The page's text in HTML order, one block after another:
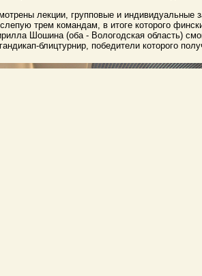
лекции, групповые и индивидуальные
трем командам, в итоге которого
Шошина (оба - Вологодская область)
блицтурнир, победители которого